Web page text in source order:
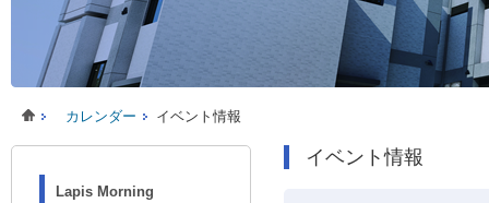
カレンダー イベント情報
Lapis Morning
イベント情報